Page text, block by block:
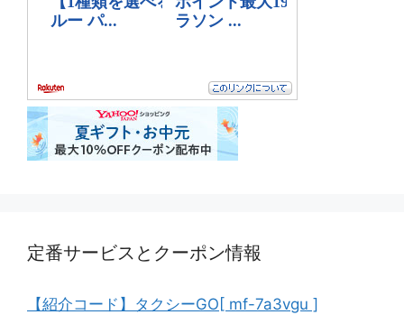
定番サービスとクーポン情報
【紹介コード】タクシーGO[ mf-7a3vgu ]